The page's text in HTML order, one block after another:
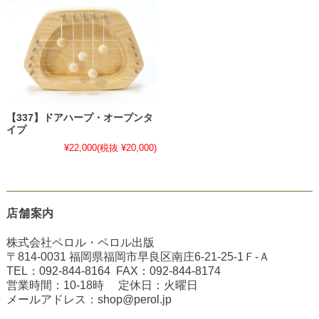
【337】ドアハープ・オープンタ
イプ
¥22,000(税抜 ¥20,000)
店舗案内
株式会社ペロル・ペロル出版
〒814-0031 福岡県福岡市早良区南庄6-21-25-1Ｆ-Ａ
TEL： 092-844-8164FAX： 092-844-8174
営業時間：10-18時 定休日：火曜日
メールアドレス： shop@perol.jp